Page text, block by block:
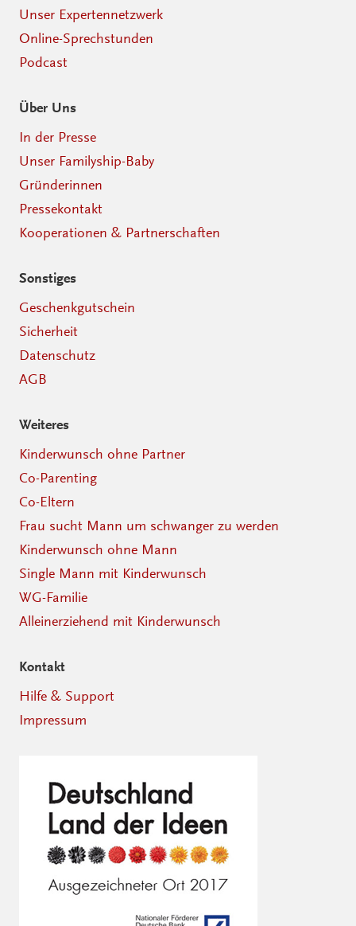
Unser Expertennetzwerk
Online-Sprechstunden
Podcast
Über Uns
In der Presse
Unser Familyship-Baby
Gründerinnen
Pressekontakt
Kooperationen & Partnerschaften
Sonstiges
Geschenkgutschein
Sicherheit
Datenschutz
AGB
Weiteres
Kinderwunsch ohne Partner
Co-Parenting
Co-Eltern
Frau sucht Mann um schwanger zu werden
Kinderwunsch ohne Mann
Single Mann mit Kinderwunsch
WG-Familie
Alleinerziehend mit Kinderwunsch
Kontakt
Hilfe & Support
Impressum